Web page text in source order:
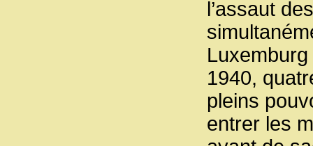
l’assaut
1940,
pleins
entrer les